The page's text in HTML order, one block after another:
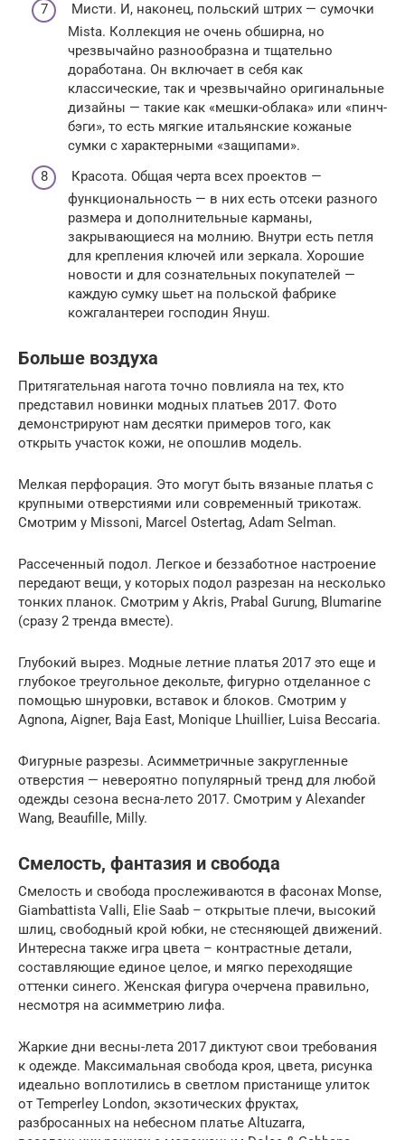
Мисти. И, наконец, польский штрих — сумочки
Mista. Коллекция не очень обширна, но
чрезвычайно разнообразна и тщательно
доработана. Он включает в себя как
классические, так и чрезвычайно оригинальные
дизайны — такие как «мешки-облака» или «пинч-
бэги», то есть мягкие итальянские кожаные
сумки с характерными «защипами».
Красота. Общая черта всех проектов —
функциональность — в них есть отсеки разного
размера и дополнительные карманы,
закрывающиеся на молнию. Внутри есть петля
для крепления ключей или зеркала. Хорошие
новости и для сознательных покупателей —
каждую сумку шьет на польской фабрике
кожгалантереи господин Януш.
Больше воздуха
Притягательная нагота точно повлияла на тех, кто
представил новинки модных платьев 2017. Фото
демонстрируют нам десятки примеров того, как
открыть участок кожи, не опошлив модель.
Мелкая перфорация. Это могут быть вязаные платья с
крупными отверстиями или современный трикотаж.
Смотрим у Missoni, Marcel Ostertag, Adam Selman.
Рассеченный подол. Легкое и беззаботное настроение
передают вещи, у которых подол разрезан на несколько
тонких планок. Смотрим у Akris, Prabal Gurung, Blumarine
(сразу 2 тренда вместе).
Глубокий вырез. Модные летние платья 2017 это еще и
глубокое треугольное декольте, фигурно отделанное с
помощью шнуровки, вставок и блоков. Смотрим у
Agnona, Aigner, Baja East, Monique Lhuillier, Luisa Beccaria.
Фигурные разрезы. Асимметричные закругленные
отверстия — невероятно популярный тренд для любой
одежды сезона весна-лето 2017. Смотрим у Alexander
Wang, Beaufille, Milly.
Смелость, фантазия и свобода
Смелость и свобода прослеживаются в фасонах Monse,
Giambattista Valli, Elie Saab – открытые плечи, высокий
шлиц, свободный крой юбки, не стесняющей движений.
Интересна также игра цвета – контрастные детали,
составляющие единое целое, и мягко переходящие
оттенки синего. Женская фигура очерчена правильно,
несмотря на асимметрию лифа.
Жаркие дни весны-лета 2017 диктуют свои требования
к одежде. Максимальная свобода кроя, цвета, рисунка
идеально воплотились в светлом пристанище улиток
от Temperley London, экзотических фруктах,
разбросанных на небесном платье Altuzarra,